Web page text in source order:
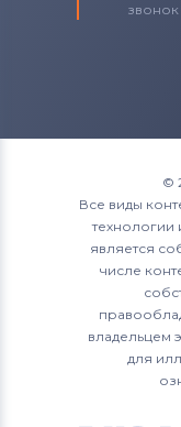
звонок
©
Все виды
технологии
является
числе
владельцем
для